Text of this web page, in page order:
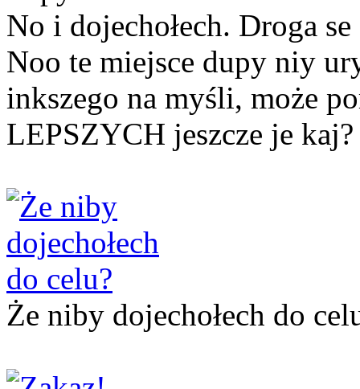
No i dojechołech. Droga
Noo te miejsce dupy niy
inkszego na myśli, może
LEPSZYCH jeszcze je kaj?
Że niby dojechołech do